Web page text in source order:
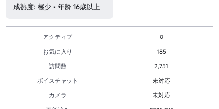
成熟度: 極少 • 年齢 16歳以上
アクティブ
0
お気に入り
185
訪問数
2,751
ボイスチャット
未対応
カメラ
未対応